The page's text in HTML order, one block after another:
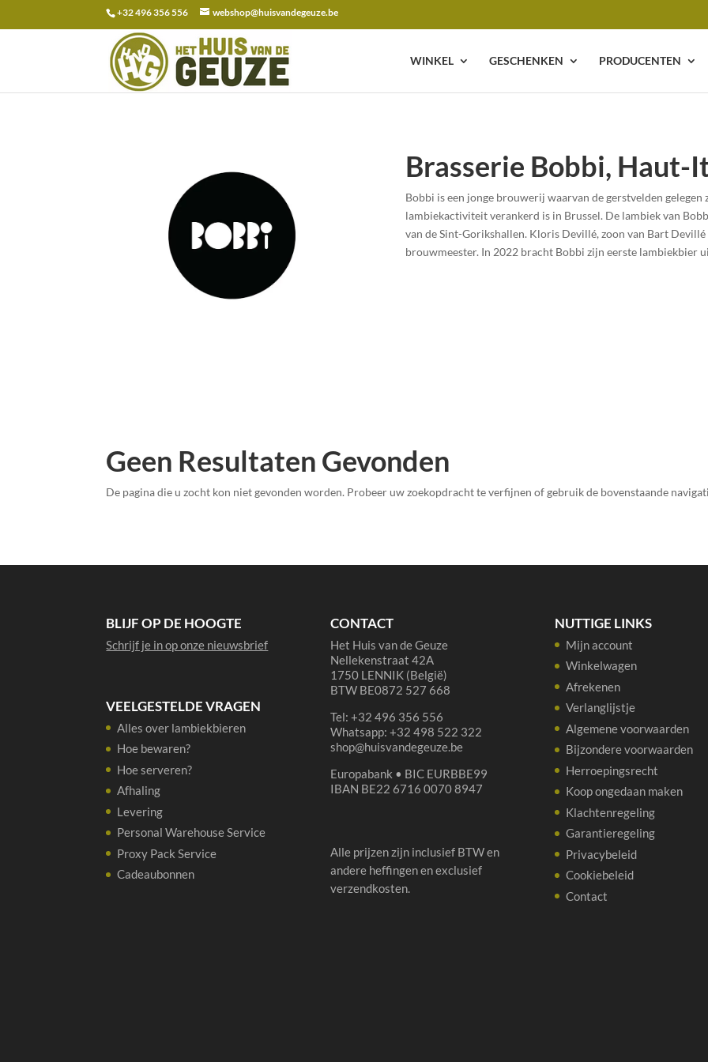
+32 496 356 556 webshop@huisvandegeuze.be
WINKEL GESCHENKEN PRODUCENTEN
Zoeken
naar:
Brasserie Bobbi, Haut-
Bobbi is een jonge brouwerij waarvan de gerstvelden
lambiekactiviteit verankerd is in Brussel. De lambiek van
van de Sint-Gorikshallen. Kloris Devillé, zoon van Bart
brouwmeester. In 2022 bracht Bobbi zijn eerste lambiekbier
Geen Resultaten Gevonden
De pagina die u zocht kon niet gevonden worden. Probeer uw zoekopdracht te verfijnen of gebruik de bovenstaande
BLIJF OP DE HOOGTE
Schrijf je in op onze nieuwsbrief
VEELGESTELDE VRAGEN
Alles over lambiekbieren
Hoe bewaren?
Hoe serveren?
Afhaling
Levering
Personal Warehouse Service
Proxy Pack Service
Cadeaubonnen
CONTACT
Het Huis van de Geuze
Nellekenstraat 42A
1750 LENNIK (België)
BTW BE0872 527 668
Tel: +32 496 356 556
Whatsapp: +32 498 522 322
shop@huisvandegeuze.be
Europabank • BIC EURBBE99
IBAN BE22 6716 0070 8947
Alle prijzen zijn inclusief BTW en
andere heffingen en exclusief
verzendkosten.
NUTTIGE LINKS
Mijn account
Winkelwagen
Afrekenen
Verlanglijstje
Algemene voorwaarden
Bijzondere voorwaarden
Herroepingsrecht
Koop ongedaan maken
Klachtenregeling
Garantieregeling
Privacybeleid
Cookiebeleid
Contact